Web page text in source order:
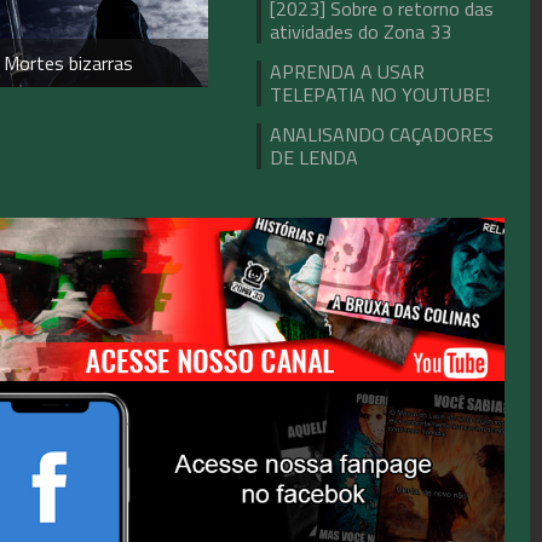
bizarras
[2023] Sobre o retorno das
atividades do Zona 33
APRENDA A USAR
TELEPATIA NO YOUTUBE!
ANALISANDO CAÇADORES
DE LENDA